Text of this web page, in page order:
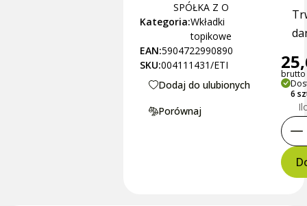
SPÓŁKA Z O
Kategoria:Wkładki
topikowe
EAN:5904722990890
SKU:004111431/ETI
Dodaj do ulubionych
Porównaj
brutto
6